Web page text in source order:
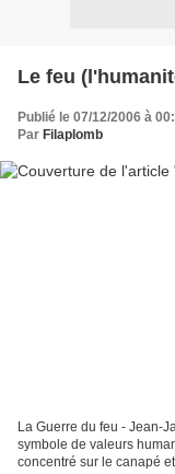
Le feu
Publié le 07/12/2006 à
Par Filaplomb
La Guerre du feu - Jean-
symbole de valeurs
concentré sur le canapé